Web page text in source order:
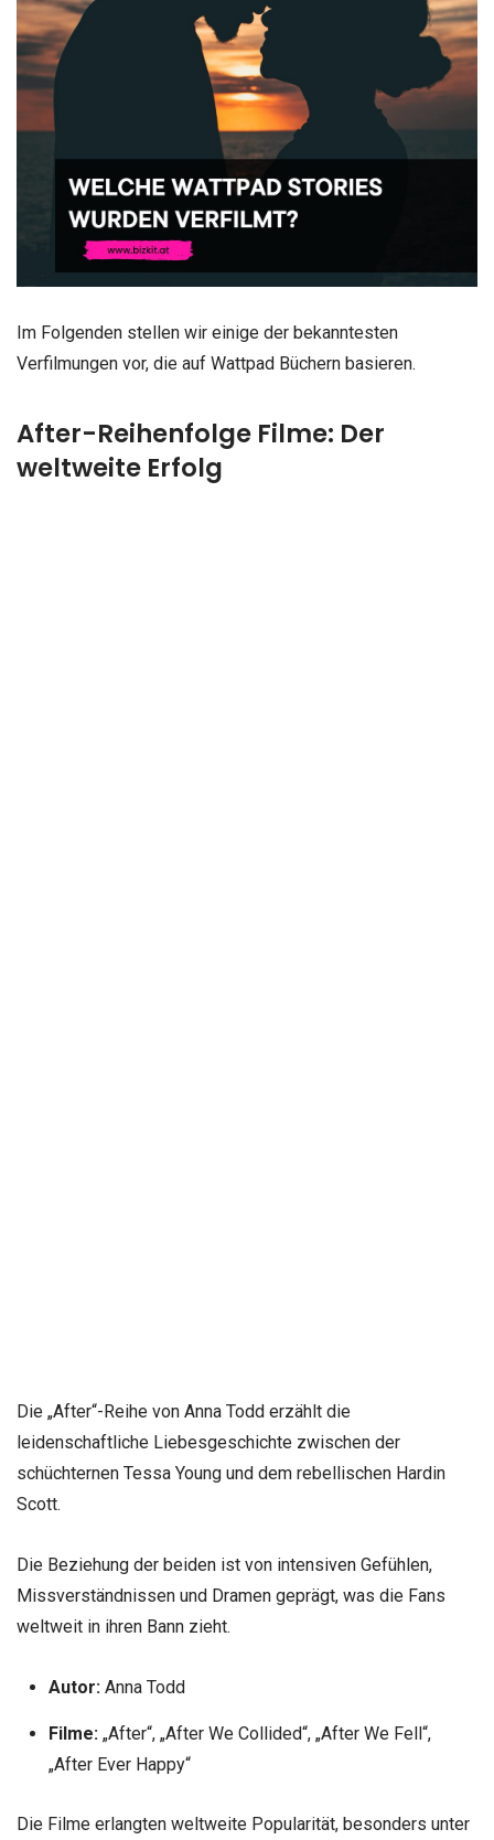
Im Folgenden stellen wir einige der bekanntesten
Verfilmungen vor, die auf Wattpad Büchern basieren.
After-Reihenfolge Filme: Der
weltweite Erfolg
Die „After“-Reihe von Anna Todd erzählt die
leidenschaftliche Liebesgeschichte zwischen der
schüchternen Tessa Young und dem rebellischen Hardin
Scott.
Die Beziehung der beiden ist von intensiven Gefühlen,
Missverständnissen und Dramen geprägt, was die Fans
weltweit in ihren Bann zieht.
Autor:Anna Todd
Filme:„After“, „After We Collided“, „After We Fell“,
„After Ever Happy“
Die Filme erlangten weltweite Popularität, besonders unter